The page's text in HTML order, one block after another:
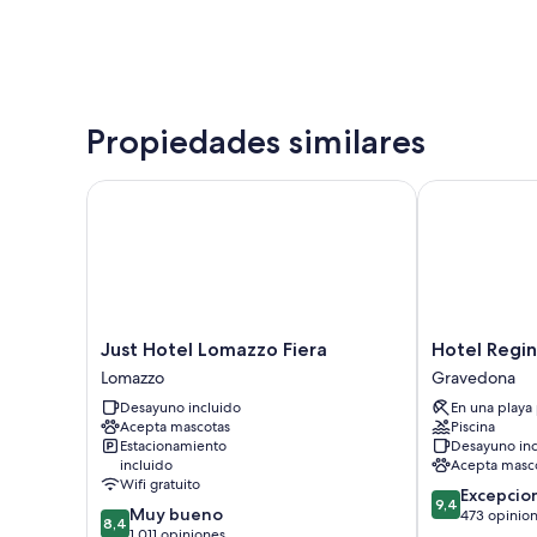
Propiedades similares
Just
Hotel
Lomazzo
Fiera
Lomazzo
Just Hotel Lomazzo Fiera
Lomazzo
Desayuno incluido
Acepta mascotas
Estacionamiento
incluido
Wifi gratuito
8.4
8,4 Muy bueno
Just Hotel Lomazzo Fiera
Hotel
Regina
Gravedona
Hotel
Gravedona
En una
Piscina
Desayuno
Acepta
9.4
de
9,4
473
Hotel Regina